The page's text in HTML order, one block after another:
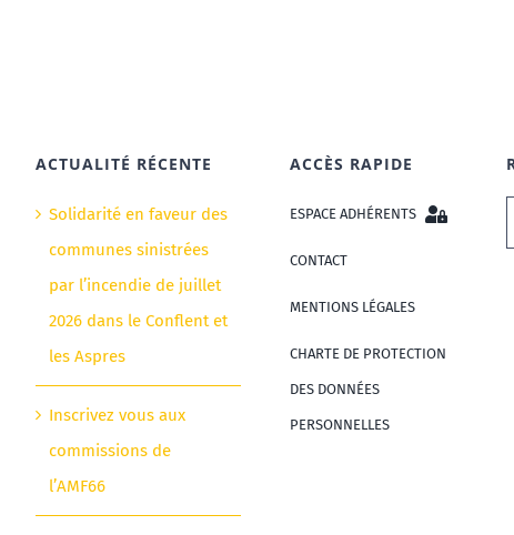
ACTUALITÉ RÉCENTE
Solidarité en faveur des
communes sinistrées
par l’incendie de juillet
2026 dans le Conflent et
les Aspres
Inscrivez vous aux
commissions de
l’AMF66
ACCÈS RAPIDE
ESPACE ADHÉRENTS
CONTACT
MENTIONS LÉGALES
CHARTE DE PROTECTION
DES DONNÉES
PERSONNELLES